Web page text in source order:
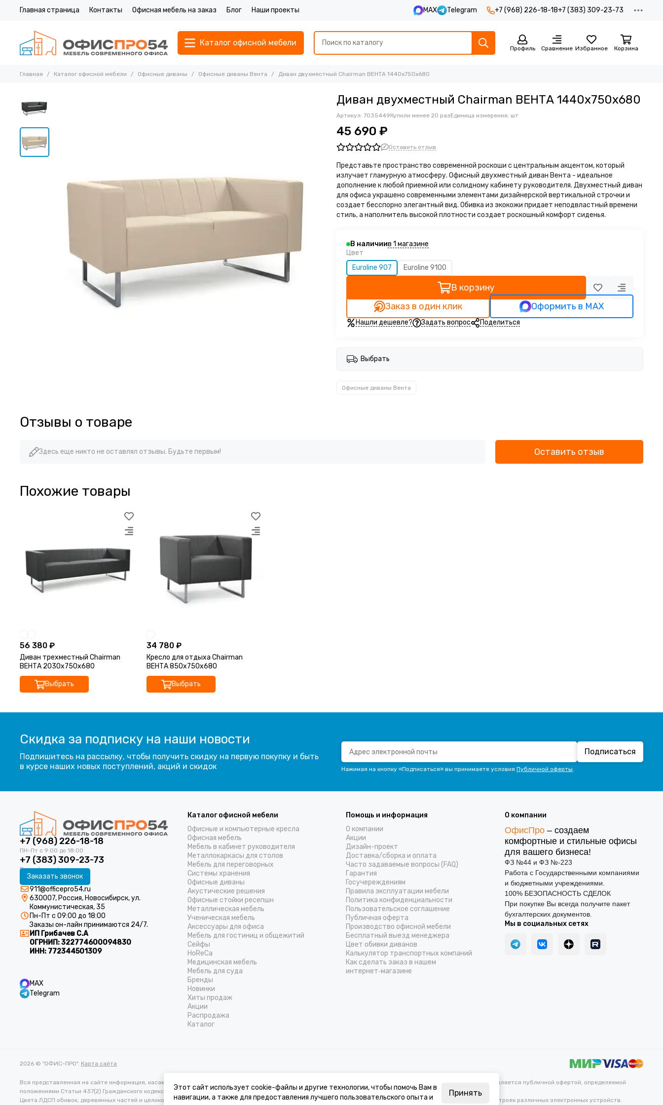
Главная страница Контакты Офисная мебель на заказ Блог Наши проекты MAX Telegram +7 (968) 226-18-18+7 (383) 309-23-73
Каталог офисной мебели
Профиль Сравнение Избранное Корзина
Главная Каталог офисной мебели Офисные диваны Офисные диваны Вента Диван двухместный Chairman ВЕНТА 1440х750х680
Диван двухместный Chairman ВЕНТА 1440х750х680
Артикул: 7035449Купили менее 20 разЕдиница измерения: шт
45 690 ₽
Оставить отзыв
Представьте пространство современной роскоши с центральным акцентом, который
излучает гламурную атмосферу. Офисный двухместный диван Вента - идеальное
дополнение к любой приемной или солидному кабинету руководителя. Двухместный диван
для офиса украшено современными элементами дизайнерской вертикальной строчки и
создает бесспорно элегантный вид. Обивка из экокожи придает неподвластный времени
стиль, а наполнитель высокой плотности создает роскошный комфорт сиденья.
В наличиив 1 магазине
Цвет
Euroline 907
Euroline 9100
В корзину
Заказ в один клик
Оформить в MAX
Нашли дешевле? Задать вопрос Поделиться
Выбрать
Офисные диваны Вента
Отзывы о товаре
Здесь еще никто не оставлял отзывы. Будьте первым! Оставить отзыв
Похожие товары
56 380 ₽
Диван трехместный Chairman
ВЕНТА 2030х750х680
Выбрать
34 780 ₽
Кресло для отдыха Chairman
ВЕНТА 850х750х680
Выбрать
Скидка за подписку на наши новости
Подпишитесь на рассылку, чтобы получить скидку на первую покупку и быть
в курсе наших новых поступлений, акций и скидок
Подписаться
Нажимая на кнопку «Подписаться» вы принимаете условия Публичной оферты.
+7 (968) 226-18-18
+7 (383) 309-23-73
Заказать звонок
911@officepro54.ru
630007, Россия, Новосибирск, ул.
Коммунистическая, 35
Пн-Пт с 09:00 до 18:00
Заказы он-лайн принимаются 24/7.
ИП Грибачев С.А
ОГРНИП:322774600094830
ИНН: 772344501309
MAX
Telegram
Каталог офисной мебели
Офисные и компьютерные кресла
Офисная мебель
Мебель в кабинет руководителя
Металлокаркасы для столов
Мебель для переговорных
Системы хранения
Офисные диваны
Акустические решения
Офисные стойки ресепшн
Металлическая мебель
Ученическая мебель
Аксессуары для офиса
Мебель для гостиниц и общежитий
Cейфы
HoReCa
Медицинская мебель
Мебель для суда
Бренды
Новинки
Хиты продаж
Акции
Распродажа
Каталог
Помощь и информация
О компании
Акции
Дизайн-проект
Доставка/cборка и оплата
Часто задаваемые вопросы (FAQ)
Гарантия
Госучереждениям
Правила эксплуатации мебели
Политика конфиденциальности
Пользовательское соглашение
Публичная оферта
Производство офисной мебели
Бесплатный выезд менеджера
Цвет обивки диванов
Калькулятор транспортных компаний
Как сделать заказ в нашем
интернет‑магазине
О компании
ОфисПро– создаем
комфортные и стильные офисы
для вашего бизнеса!
ФЗ №44 и ФЗ №-223
Работа с Государственными компаниями
и бюджетными учреждениями.
100% БЕЗОПАСНОСТЬ СДЕЛОК
При покупке Вы всегда получите пакет
бухгалтерских документов.
Мы в социальных сетях
2026 © "ОФИС-ПРО". Карта сайта
Вся представленная на сайте информация, касающаяся характеристик, стоимости товаров и услуг, носит информационный характер и ни при каких условиях не является публичной офертой, определяемой
положениями Статьи 437(2) Гражданского кодекса РФ.
Цвета ЛДСП обивок, деревянных частей и целиковых изделий в реальности может отличаться от изображения на сайте ввиду особенностей цветопередачи и настроек различных электронных устройств.
Этот сайт использует cookie-файлы и другие технологии, чтобы помочь Вам в
навигации, а также для предоставления лучшего пользовательского опыта и
Принять